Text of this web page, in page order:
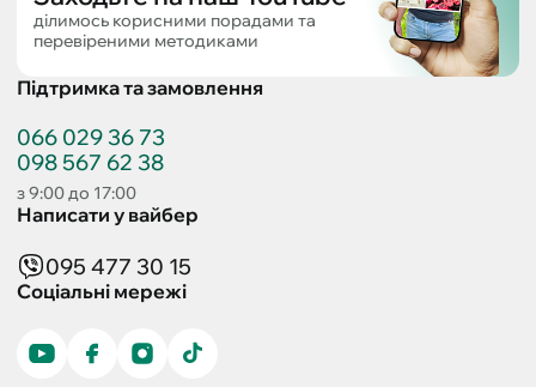
ділимось корисними порадами та
перевіреними методиками
Підтримка та замовлення
066 029 36 73
098 567 62 38
з 9:00 до 17:00
Написати у вайбер
095 477 30 15
Соціальні мережі